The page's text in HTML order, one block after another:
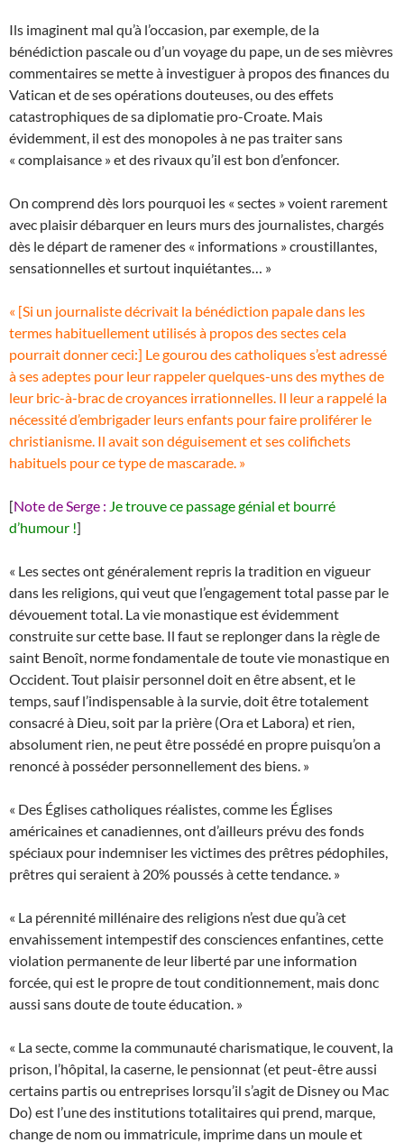
Ils imaginent mal qu’à l’occasion, par exemple, de la
bénédiction pascale ou d’un voyage du pape, un de ses mièvres
commentaires se mette à investiguer à propos des finances du
Vatican et de ses opérations douteuses, ou des effets
catastrophiques de sa diplomatie pro-Croate. Mais
évidemment, il est des monopoles à ne pas traiter sans
« complaisance » et des rivaux qu’il est bon d’enfoncer.
On comprend dès lors pourquoi les « sectes » voient rarement
avec plaisir débarquer en leurs murs des journalistes, chargés
dès le départ de ramener des « informations » croustillantes,
sensationnelles et surtout inquiétantes… »
« [Si un journaliste décrivait la bénédiction papale dans les
termes habituellement utilisés à propos des sectes cela
pourrait donner ceci:] Le gourou des catholiques s’est adressé
à ses adeptes pour leur rappeler quelques-uns des mythes de
leur bric-à-brac de croyances irrationnelles. Il leur a rappelé la
nécessité d’embrigader leurs enfants pour faire proliférer le
christianisme. Il avait son déguisement et ses colifichets
habituels pour ce type de mascarade. »
[Note de Serge : Je trouve ce passage génial et bourré
d’humour !]
« Les sectes ont généralement repris la tradition en vigueur
dans les religions, qui veut que l’engagement total passe par le
dévouement total. La vie monastique est évidemment
construite sur cette base. Il faut se replonger dans la règle de
saint Benoît, norme fondamentale de toute vie monastique en
Occident. Tout plaisir personnel doit en être absent, et le
temps, sauf l’indispensable à la survie, doit être totalement
consacré à Dieu, soit par la prière (Ora et Labora) et rien,
absolument rien, ne peut être possédé en propre puisqu’on a
renoncé à posséder personnellement des biens. »
« Des Églises catholiques réalistes, comme les Églises
américaines et canadiennes, ont d’ailleurs prévu des fonds
spéciaux pour indemniser les victimes des prêtres pédophiles,
prêtres qui seraient à 20% poussés à cette tendance. »
« La pérennité millénaire des religions n’est due qu’à cet
envahissement intempestif des consciences enfantines, cette
violation permanente de leur liberté par une information
forcée, qui est le propre de tout conditionnement, mais donc
aussi sans doute de toute éducation. »
« La secte, comme la communauté charismatique, le couvent, la
prison, l’hôpital, la caserne, le pensionnat (et peut-être aussi
certains partis ou entreprises lorsqu’il s’agit de Disney ou Mac
Do) est l’une des institutions totalitaires qui prend, marque,
change de nom ou immatricule, imprime dans un moule et